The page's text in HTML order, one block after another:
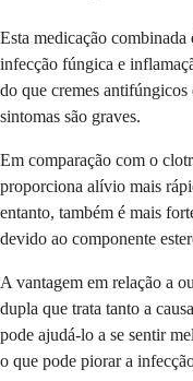
Esta medicação
infecção fúngica e
do que cremes
sintomas são graves.
Em comparação com o
proporciona alívio mais
entanto, também é mais
devido ao componente
A vantagem em relação a
dupla que trata tanto a
pode ajudá-lo a se sentir
o que pode piorar a